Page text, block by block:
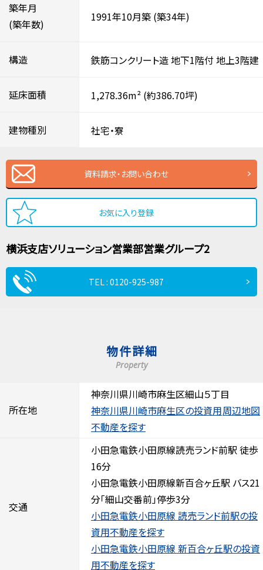
築年月
(築年数)
1991年10月築 (築34年)
構造 鉄筋コンクリート造地下1階付地上3階建
延床面積 1,278.36m² (約386.70坪)
建物種別 社宅・寮
資料請求・お問い合わせ
お気に入り登録
横浜支店ソリューション営業部営業グループ2
TEL : 0120-925-987
物件詳細
Property
所在地
神奈川県川崎市麻生区細山５丁目
周辺地図
神奈川県川崎市麻生区の投資用
不動産を探す
交通
小田急電鉄小田原線読売ランド前駅 徒歩
16分
小田急電鉄小田原線新百合ヶ丘駅 バス21
分「細山交番前」停歩3分
小田急電鉄小田原線 読売ランド前駅の投
資用不動産を探す
小田急電鉄小田原線 新百合ヶ丘駅の投資
用不動産を探す